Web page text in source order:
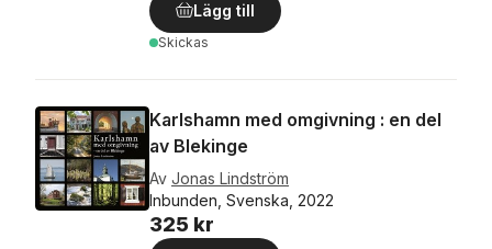
Lägg till
Skickas
Karlshamn med omgivning : en del
av Blekinge
Av Jonas Lindström
Inbunden, Svenska, 2022
325 kr